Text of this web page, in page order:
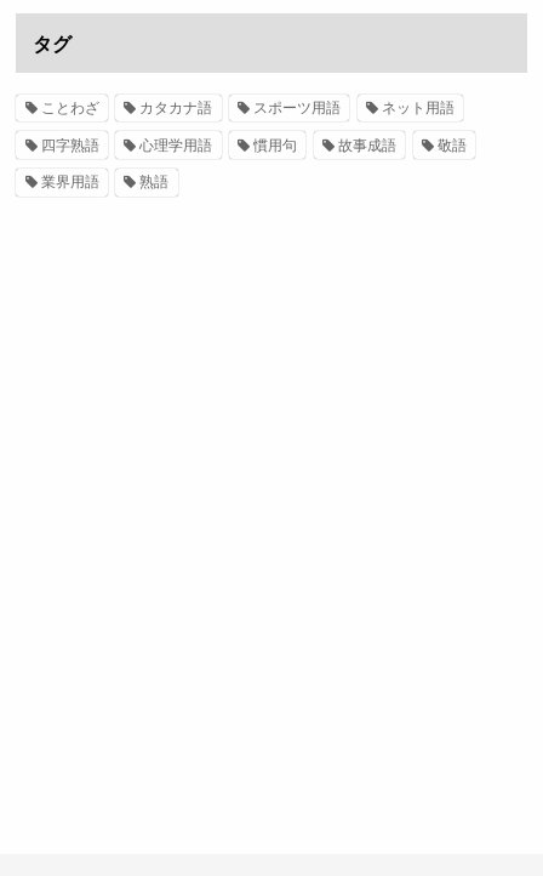
タグ
ことわざ カタカナ語 スポーツ用語 ネット用語
四字熟語 心理学用語 慣用句 故事成語 敬語
業界用語 熟語